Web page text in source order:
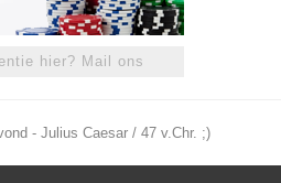
hier? Mail ons
- Julius Caesar / 47 v.Chr. ;)